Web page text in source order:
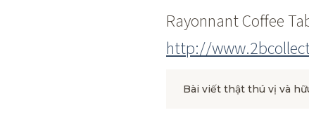
Rayonnant Coffee
http://
Bài viết thật thú vị và